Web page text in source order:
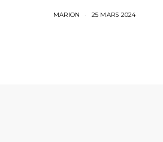
MARION 25 MARS 2024